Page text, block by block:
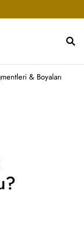
& Boyaları